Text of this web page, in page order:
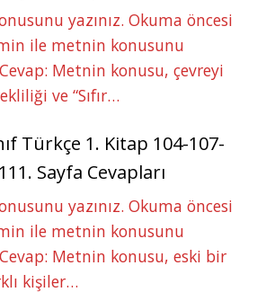
yazınız. Okuma öncesi
ile metnin konusunu
Cevap: Metnin konusu, çevreyi
ve “Sıfır…
Türkçe 1. Kitap 104-107-
Sayfa Cevapları
yazınız. Okuma öncesi
ile metnin konusunu
Cevap: Metnin konusu, eski bir
kişiler…